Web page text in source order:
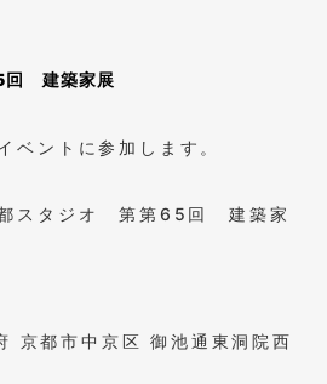
回 建築家展
ベントに参加します。
スタジオ 第第65回 建築家
都市中京区 御池通東洞院西